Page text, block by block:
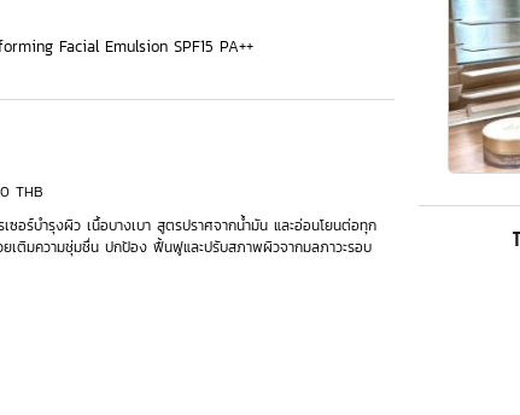
Facial Emulsion SPF15 PA++
THB
เซอร์บำรุงผิว เนื้อบางเบา สูตรปราศจากน้ำมัน และอ่อนโยนต่อทุก
เติมความชุ่มชื่น ปกป้อง ฟื้นฟูและปรับสภาพผิวจากมลภาวะรอบ